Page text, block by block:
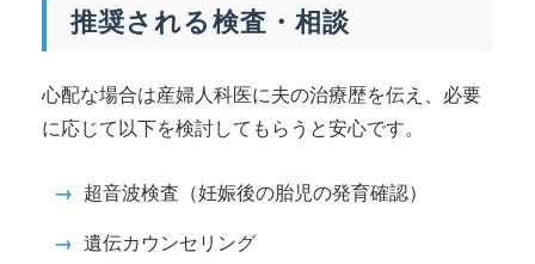
推奨される検査・相談
心配な場合は産婦人科医に夫の治療歴を伝え、必要
に応じて以下を検討してもらうと安心です。
→ 超音波検査（妊娠後の胎児の発育確認）
→ 遺伝カウンセリング